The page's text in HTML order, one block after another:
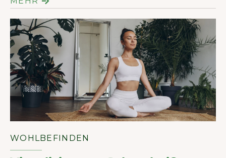
WOHLBEFINDEN